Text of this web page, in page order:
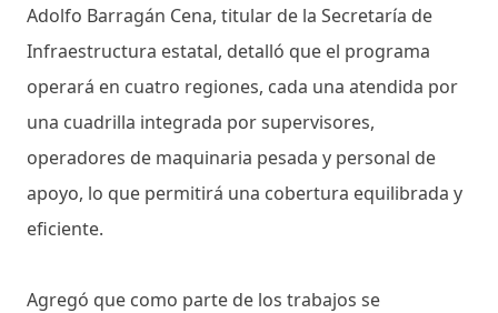
Adolfo Barragán Cena, titular de la Secretaría de
Infraestructura estatal, detalló que el programa
operará en cuatro regiones, cada una atendida por
una cuadrilla integrada por supervisores,
operadores de maquinaria pesada y personal de
apoyo, lo que permitirá una cobertura equilibrada y
eficiente.
Agregó que como parte de los trabajos se